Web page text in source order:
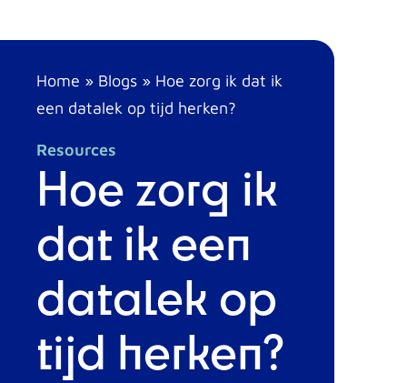
Home » Blogs » Hoe zorg ik dat ik
een datalek op tijd herken?
Resources
Hoe zorg ik
dat ik een
datalek op
tijd herken?